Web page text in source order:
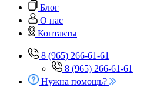
Блог
О нас
Контакты
8 (965) 266-61-61
8 (965) 266-61-61
Нужна помощь?